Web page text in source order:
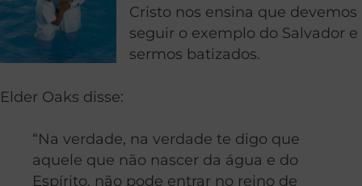
Cristo nos ensina que devemos
seguir o exemplo do Salvador e
sermos batizados.
Elder Oaks disse:
“Na verdade, na verdade te digo que
aquele que não nascer da água e do
Espírito, não pode entrar no reino de